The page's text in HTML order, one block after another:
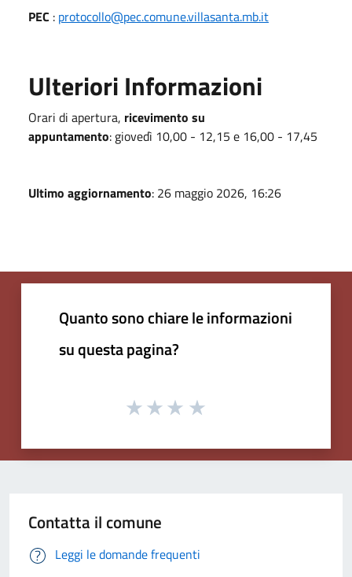
PEC : protocollo@pec.comune.villasanta.mb.it
Ulteriori Informazioni
Orari di apertura, ricevimento su
appuntamento: giovedì 10,00 - 12,15 e 16,00 - 17,45
Ultimo aggiornamento: 26 maggio 2026, 16:26
Quanto sono chiare le informazioni
su questa pagina?
Contatta il comune
Leggi le domande frequenti